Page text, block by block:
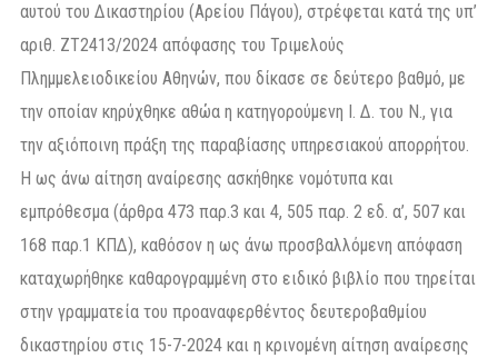
αυτού του Δικαστηρίου (Αρείου Πάγου), στρέφεται κατά της υπ’
αριθ. ΖΤ2413/2024 απόφασης του Τριμελούς
Πλημμελειοδικείου Αθηνών, που δίκασε σε δεύτερο βαθμό, με
την οποίαν κηρύχθηκε αθώα η κατηγορούμενη Ι. Δ. του Ν., για
την αξιόποινη πράξη της παραβίασης υπηρεσιακού απορρήτου.
Η ως άνω αίτηση αναίρεσης ασκήθηκε νομότυπα και
εμπρόθεσμα (άρθρα 473 παρ.3 και 4, 505 παρ. 2 εδ. α’, 507 και
168 παρ.1 ΚΠΔ), καθόσον η ως άνω προσβαλλόμενη απόφαση
καταχωρήθηκε καθαρογραμμένη στο ειδικό βιβλίο που τηρείται
στην γραμματεία του προαναφερθέντος δευτεροβαθμίου
δικαστηρίου στις 15-7-2024 και η κρινομένη αίτηση αναίρεσης